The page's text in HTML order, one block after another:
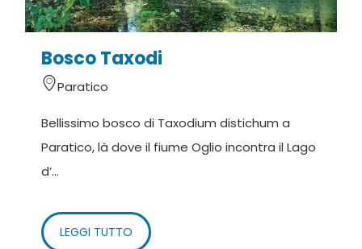
Bosco Taxodi
Paratico
Bellissimo bosco di Taxodium distichum a
Paratico, là dove il fiume Oglio incontra il Lago
d’...
LEGGI TUTTO